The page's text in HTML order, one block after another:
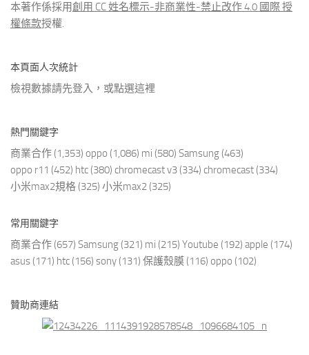
本著作係採用創用 CC 姓名標示-非商業性-禁止改作 4.0 國際 授
權條款授權.
本頁面人次統計
檢視數據請先登入，或點選這裡
熱門關鍵字
商業合作 (1,353) oppo (1,086) mi (580) Samsung (463)
oppo r11 (452) htc (380) chromecast v3 (334) chromecast (334)
小米max2規格 (325) 小米max2 (325)
常用關鍵字
商業合作 (657) Samsung (321) mi (215) Youtube (192) apple (174)
asus (171) htc (156) sony (131) 保護殼膜 (116) oppo (102)
贊助商連結